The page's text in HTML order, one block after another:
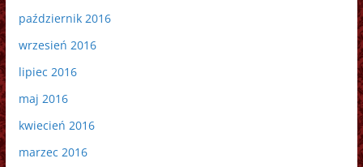
październik 2016
wrzesień 2016
lipiec 2016
maj 2016
kwiecień 2016
marzec 2016